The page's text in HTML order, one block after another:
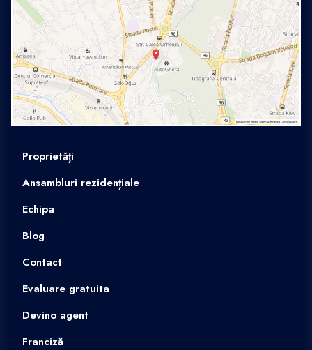
Proprietăți
Ansambluri rezidențiale
Echipa
Blog
Contact
Evaluare gratuita
Devino agent
Franciză